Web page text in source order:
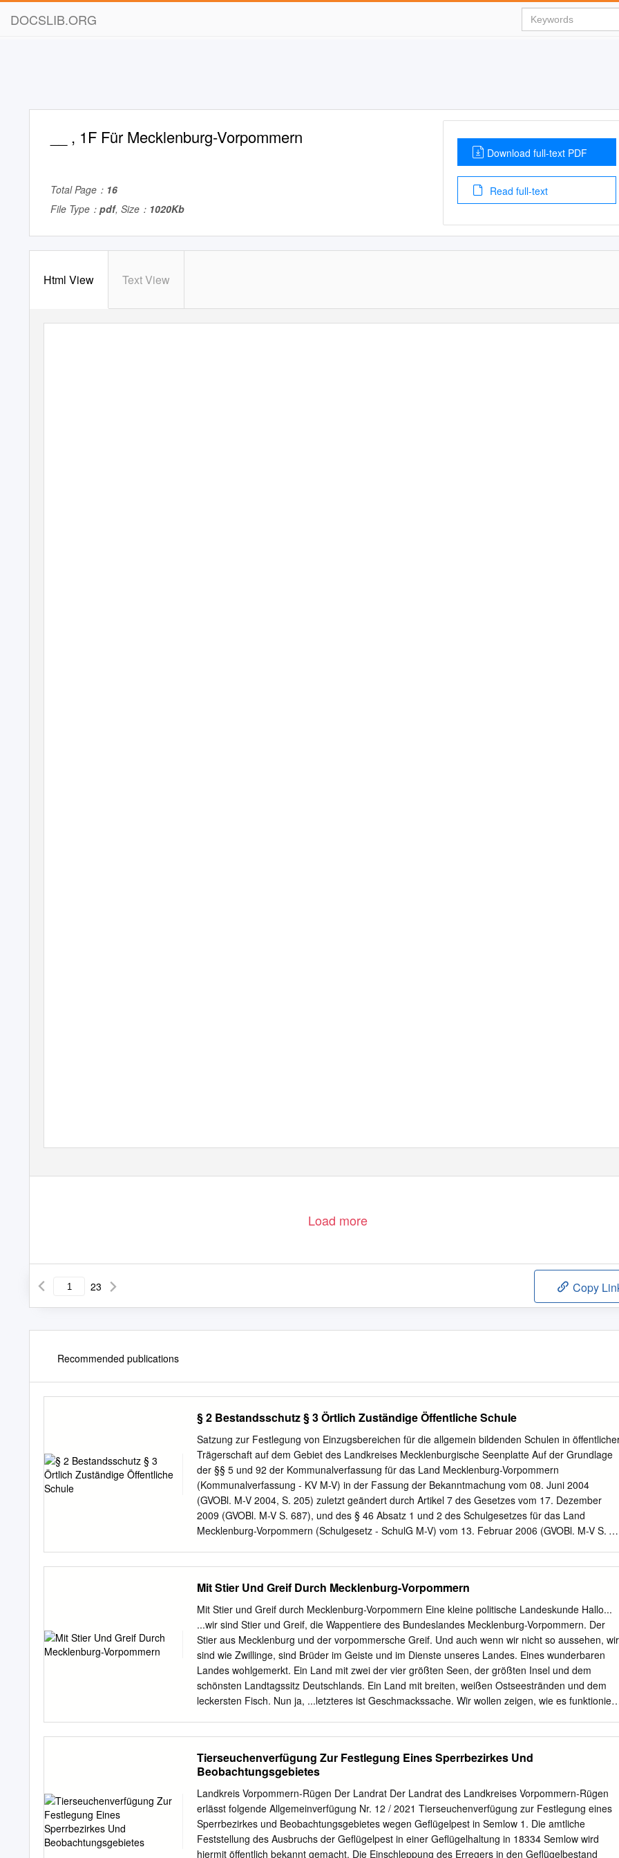
DOCSLIB.ORG
__ , 1F Für Mecklenburg-Vorpommern
Total Page： 16
File Type： pdf, Size： 1020Kb
Download full-text PDF
Read full-text
Html View Text View
Load more
23 Copy
Recommended publications
§ 2 Bestandsschutz § 3 Örtlich Zuständige Öffentliche Schule
Satzung zur Festlegung von Einzugsbereichen für die allgemein bildenden Schulen in
Trägerschaft auf dem Gebiet des Landkreises Mecklenburgische Seenplatte Auf der Grundlage
der §§ 5 und 92 der Kommunalverfassung für das Land Mecklenburg-Vorpommern
(Kommunalverfassung - KV M-V) in der Fassung der Bekanntmachung vom 08. Juni 2004
(GVOBl. M-V 2004, S. 205) zuletzt geändert durch Artikel 7 des Gesetzes vom 17. Dezember
2009 (GVOBl. M-V S. 687), und des § 46 Absatz 1 und 2 des Schulgesetzes für das Land
Mecklenburg-Vorpommern (Schulgesetz - SchulG M-V) vom 13. Februar 2006 (GVOBl. M-V S.
Schuleinzugsbereichen für allgemein bildende Schulen in öffentlicher Trägerschaft im Landkreis
Mecklenburgische Seenplatte erlassen: Präambel Der Landkreis Mecklenburgische Seenplatte
hat in seiner Schulentwicklungsplanung unter Berücksichtigung der Erreichbarkeit der Schulen in
einem dünn besiedelten Flächenkreis den Erhalt wohnortnaher Standorte in den Vordergrund
gestellt. Dieser Priorität der Sicherung von Schule im ländlichen Raum folgt diese Satzung. § 1
Gegenstand der Satzung Durch die Satzung werden für die allgemein bildenden Schulen in
staatlicher Trägerschaft die Einzugsbereiche durch Zuordnung der Gemeinde des Wohnsitzes
der Schüler oder, soweit ein solcher nicht besteht, des gewöhnlichen Aufenthalts festgelegt. § 2
Bildungsganges.
Mit Stier Und Greif Durch Mecklenburg-Vorpommern
Mit Stier und Greif durch Mecklenburg-Vorpommern Eine kleine politische Landeskunde Hallo...
...wir sind Stier und Greif, die Wappentiere des Bundeslandes Mecklenburg-Vorpommern. Der
Stier aus Mecklenburg und der vorpommersche Greif. Und auch wenn wir nicht so aussehen, wir
sind wie Zwillinge, sind Brüder im Geiste und im Dienste unseres Landes. Eines wunderbaren
Landes wohlgemerkt. Ein Land mit zwei der vier größten Seen, der größten Insel und dem
schönsten Landtagssitz Deutschlands. Ein Land mit breiten, weißen Ostseestränden und dem
leckersten Fisch. Nun ja, ...letzteres ist Geschmackssache. Wir wollen zeigen, wie es
gar keine ist. Ach, genug geredet. Los geht’s! 1 Ein Bundesland, zwei Geschichten WIEKER
TROMPER BODDEN WIEK LIBBEN Die Geschichte Mecklenburg-Vorpommerns Europa
beherrschte, siedelten Germanen BREEGER BODDEN ist eigentlich kurz und schnell erzählt. Im
(Sueben) an der Ostsee, die damals Suebi- Jahre 1990, als die DDR in den Geschichts- sches
Meer hieß. Die Sueben zogen nach M büchern verschwand, wurde es neugegrün- Süden und
die Slawen kamen ins Land. Im RO ST det. Es gab freie Wahlen, Schwerin wurde Jahr 995
Mecklenburg das erste Mal ER BREETZER OW BODDEN Landeshauptstadt und der Landtag
Tierseuchenverfügung Zur Festlegung Eines Sperrbezirkes Und
Beobachtungsgebietes
Landkreis Vorpommern-Rügen Der Landrat Der Landrat des Landkreises Vorpommern-Rügen
erlässt folgende Allgemeinverfügung Nr. 12 / 2021 Tierseuchenverfügung zur Festlegung eines
Sperrbezirkes und Beobachtungsgebietes wegen Geflügelpest in Semlow 1. Die amtliche
Feststellung des Ausbruchs der Geflügelpest in einer Geflügelhaltung in 18334 Semlow wird
hiermit öffentlich bekannt gemacht. Die Einschleppung des Erregers in den Geflügelbestand